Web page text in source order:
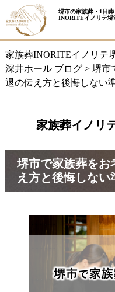
堺市の家族葬・1日
INORITEイノリテ堺
家族葬INORITEイノリテ
深井ホール ブログ> 堺市
退の伝え方と後悔しない
家族葬イノリ
堺市で家族葬をお
え方と後悔しない